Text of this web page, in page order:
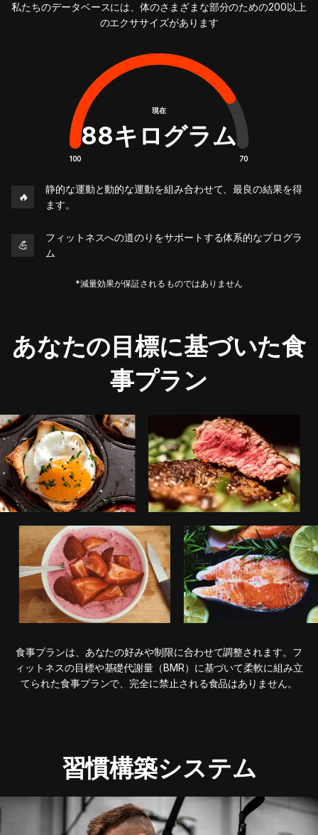
私たちのデータベースには、体のさまざまな部分のための200以上
のエクササイズがあります
現在
88キログラム
100 70
🔥
静的な運動と動的な運動を組み合わせて、最良の結果を得
ます。
💪
フィットネスへの道のりをサポートする体系的なプログラ
ム
*減量効果が保証されるものではありません
あなたの目標に基づいた食
事プラン
食事プランは、あなたの好みや制限に合わせて調整されます。フ
ィットネスの目標や基礎代謝量（BMR）に基づいて柔軟に組み立
てられた食事プランで、完全に禁止される食品はありません。
習慣構築システム